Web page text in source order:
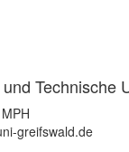
Technische
greifswald.de